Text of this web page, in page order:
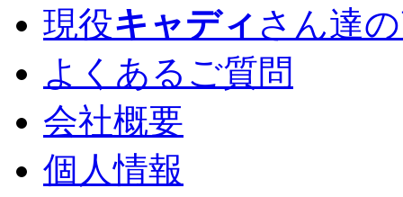
現役キャディ さん達
よくあるご質問
会社概要
個人情報